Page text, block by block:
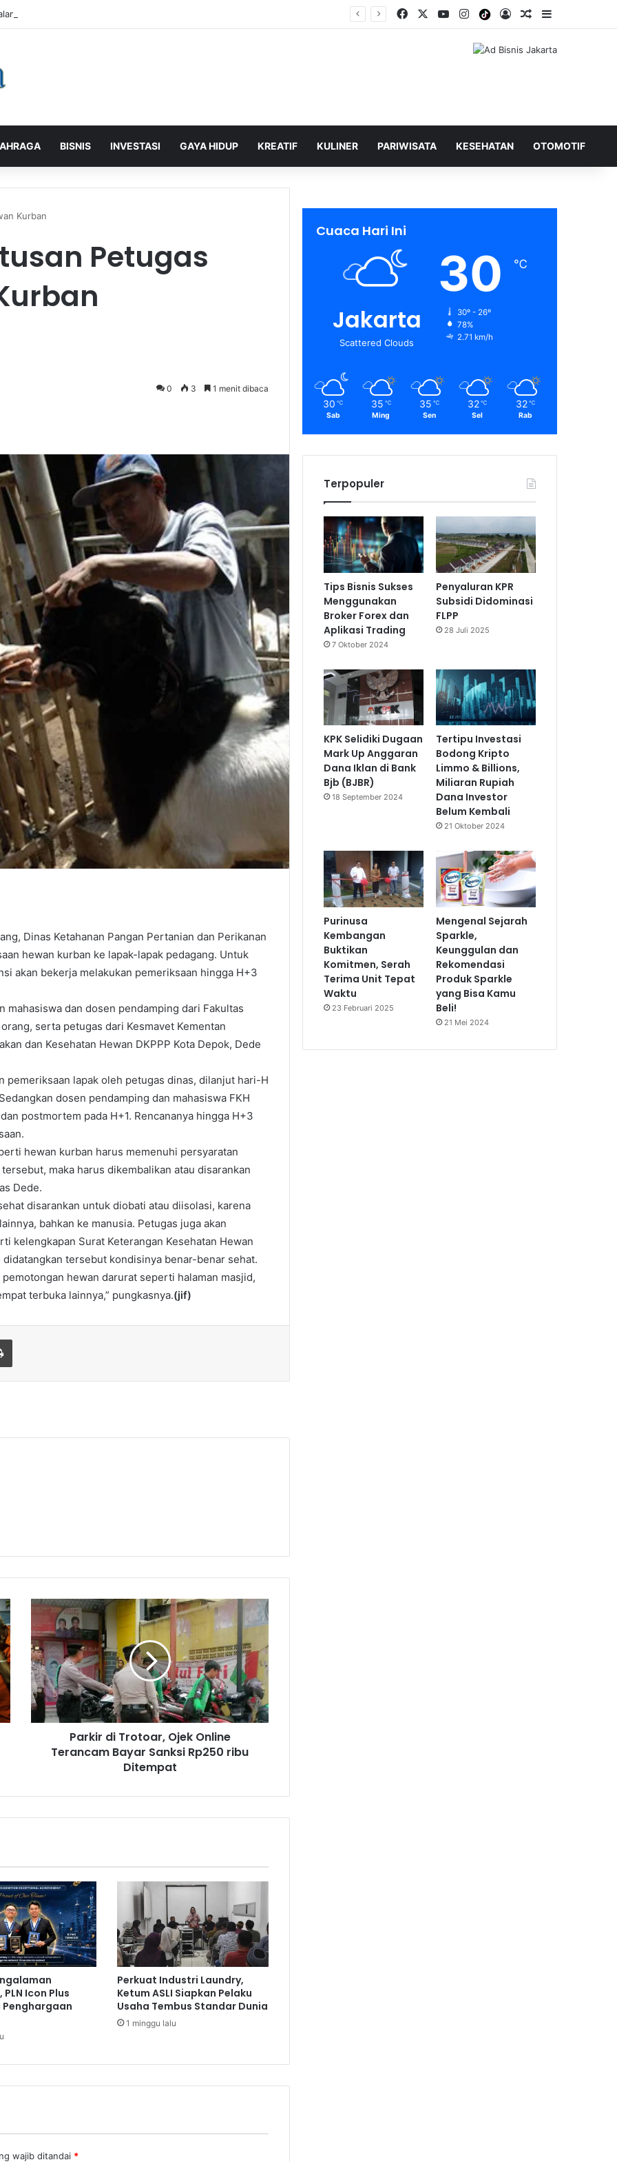
Pelanggan, PLN Icon Plus Sabet Tiga Penghargaan CCW 2026 Facebook YouTubeInstagramTiktokLog InShuffle Berita
BISNIS INVESTASI GAYA HIDUP KREATIF KULINER PARIWISATA KESEHATAN OTOMOTIF
Kurban
Petugas
0 3 1 menit dibaca
Dinas Ketahanan Pangan Pertanian dan Perikanan
hewan kurban ke lapak-lapak pedagang. Untuk
akan bekerja melakukan pemeriksaan hingga H+3
mahasiswa dan dosen pendamping dari Fakultas
serta petugas dari Kesmavet Kementan
dan Kesehatan Hewan DKPPP Kota Depok, Dede
pemeriksaan lapak oleh petugas dinas, dilanjut hari-H
dosen pendamping dan mahasiswa FKH
postmortem pada H+1. Rencananya hingga H+3
hewan kurban harus memenuhi persyaratan
maka harus dikembalikan atau disarankan
Dede.
disarankan untuk diobati atau diisolasi, karena
bahkan ke manusia. Petugas juga akan
kelengkapan Surat Keterangan Kesehatan Hewan
tersebut kondisinya benar-benar sehat.
hewan darurat seperti halaman masjid,
terbuka lainnya,” pungkasnya.(jif)
P
r
k
i
r
d
i
T
a
e
k
O
n
l
i
n
e
T
e
r
m
r
Parkir di Trotoar, Ojek Online
Terancam Bayar Sanksi Rp250 ribu
Ditempat
Icon Plus
Penghargaan
Perkuat Industri Laundry,
Ketum ASLI Siapkan Pelaku
Usaha Tembus Standar Dunia
1 minggu lalu
wajib ditandai *
Cuaca Hari Ini
Jakarta
Scattered Clouds
30 ℃
30º - 26º
78%
2.71 km/h
30 ℃
Sab
35 ℃
Ming
35 ℃
Sen
32 ℃
Sel
32 ℃
Rab
Terpopuler
Tips Bisnis Sukses
Menggunakan
Broker Forex dan
Aplikasi Trading
7 Oktober 2024
Penyaluran KPR
Subsidi Didominasi
FLPP
28 Juli 2025
KPK Selidiki Dugaan
Mark Up Anggaran
Dana Iklan di Bank
Bjb (BJBR)
18 September 2024
Tertipu Investasi
Bodong Kripto
Limmo & Billions,
Miliaran Rupiah
Dana Investor
Belum Kembali
21 Oktober 2024
Purinusa
Kembangan
Buktikan
Komitmen, Serah
Terima Unit Tepat
Waktu
23 Februari 2025
Mengenal Sejarah
Sparkle,
Keunggulan dan
Rekomendasi
Produk Sparkle
yang Bisa Kamu
Beli!
21 Mei 2024